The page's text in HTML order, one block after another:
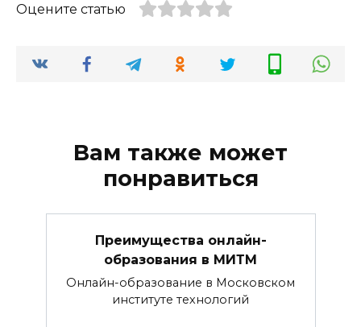
Оцените статью
Вам также может
понравиться
Преимущества онлайн-
образования в МИТМ
Онлайн-образование в Московском
институте технологий